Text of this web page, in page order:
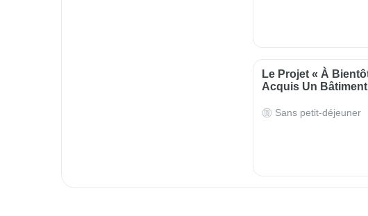
Le Projet « À
Acquis Un Bâtiment
Sans petit-déjeuner